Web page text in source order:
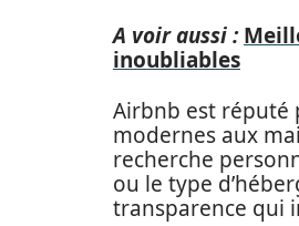
A voir aussi :
inoubliables
Airbnb est réputé
modernes aux
recherche
ou le type
transparence qui